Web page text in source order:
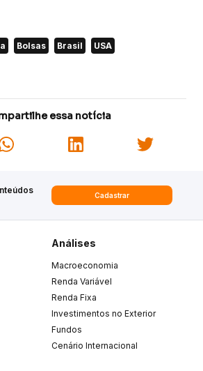
Bolsas Brasil USA
essa notícia
Cadastrar
Análises
Macroeconomia
Renda Variável
Renda Fixa
Investimentos no Exterior
Fundos
Cenário Internacional